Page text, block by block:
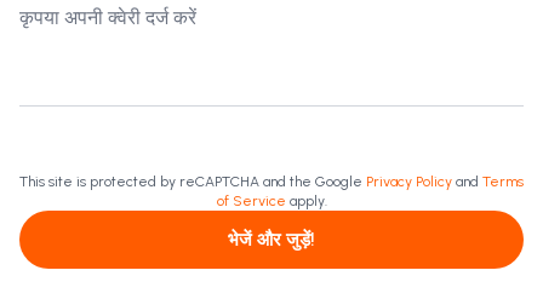
This site is protected by reCAPTCHA and the Google Privacy Policy and Terms
of Service apply.
भेजें और जुड़ें!